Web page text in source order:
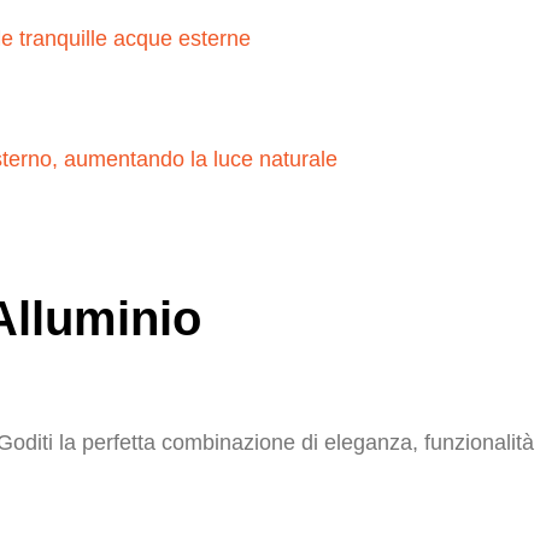
la perfetta combinazione di eleganza, funzionalità